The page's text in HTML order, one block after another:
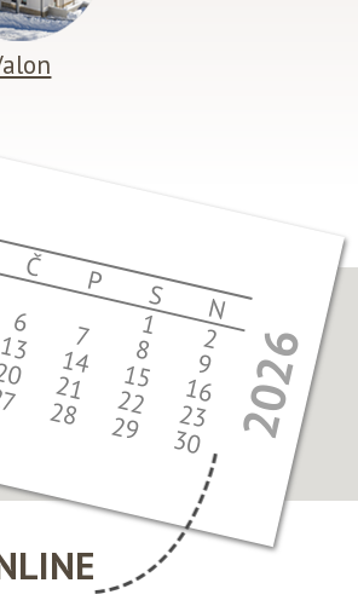
2026
Č P S N
1 2
6 7 8 9
13 14 15 16
21 22 23
28 29 30